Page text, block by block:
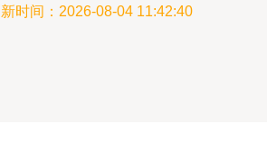
时间：2026-08-04 11:42:40